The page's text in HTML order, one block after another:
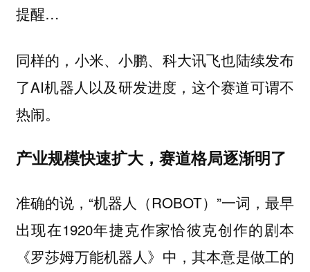
提醒…
同样的，小米、小鹏、科大讯飞也陆续发布
了AI机器人以及研发进度，这个赛道可谓不
热闹。
产业规模快速扩大，赛道格局逐渐明了
准确的说，“机器人（ROBOT）”一词，最早
出现在1920年捷克作家恰彼克创作的剧本
《罗莎姆万能机器人》中，其本意是做工的